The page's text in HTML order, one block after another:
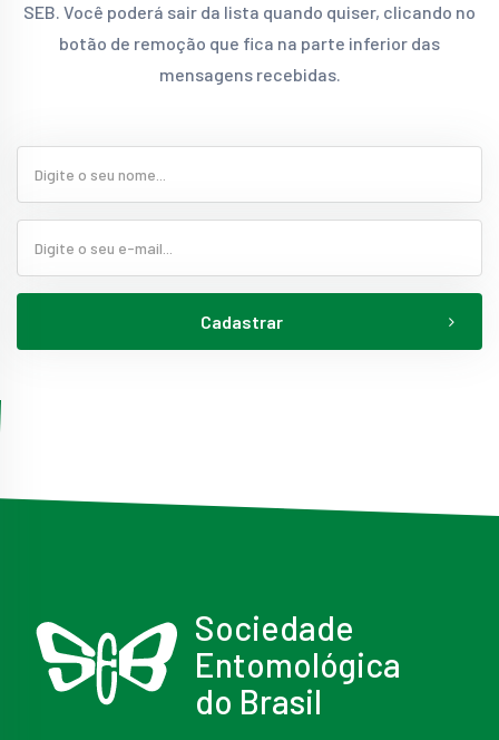
SEB. Você poderá sair da lista quando quiser, clicando no
botão de remoção que fica na parte inferior das
mensagens recebidas.
Cadastrar
Sociedade
Entomológica
do Brasil